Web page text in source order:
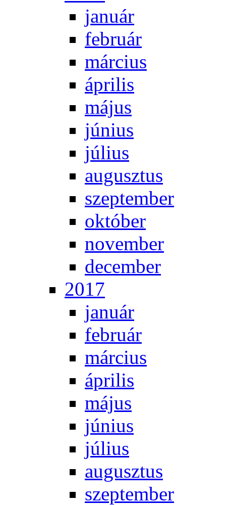
ja­nu­ár
feb­ru­ár
már­ci­us
áp­ri­lis
má­jus
jú­ni­us
jú­li­us
au­gusz­tus
szep­tem­ber
ok­tó­ber
no­vem­ber
de­cem­ber
2017
ja­nu­ár
feb­ru­ár
már­ci­us
áp­ri­lis
má­jus
jú­ni­us
jú­li­us
au­gusz­tus
szep­tem­ber